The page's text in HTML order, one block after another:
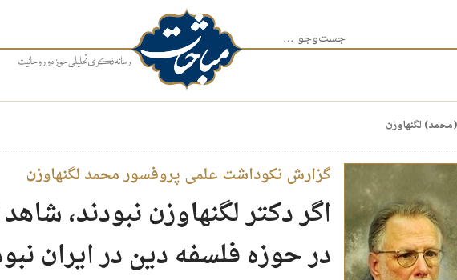
جست‌وجو برای:
لگنهاوزن
گزارش نکوداشت علمی پروفسور محمد لگنهاوزن
اگر دکتر لگنهاوزن نبودند،
در حوزه‌ فلسفه دین در ایران